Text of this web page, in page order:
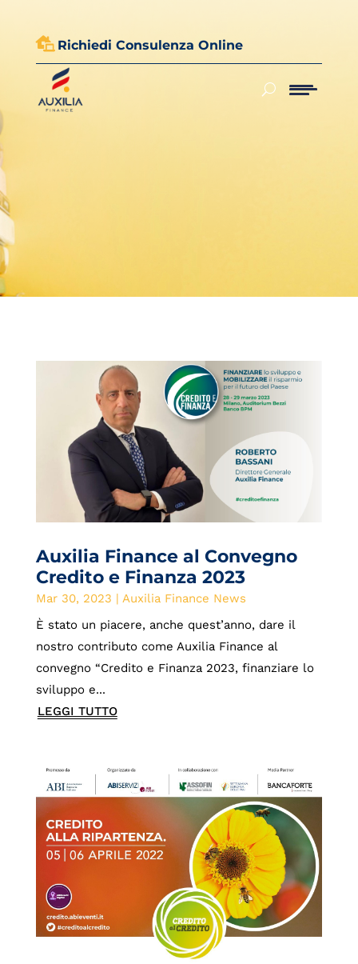
 Richiedi Consulenza Online
Auxilia Finance al Convegno
Credito e Finanza 2023
Mar 30, 2023 | Auxilia Finance News
È stato un piacere, anche quest’anno, dare il
nostro contributo come Auxilia Finance al
convegno “Credito e Finanza 2023, finanziare lo
sviluppo e...
LEGGI TUTTO